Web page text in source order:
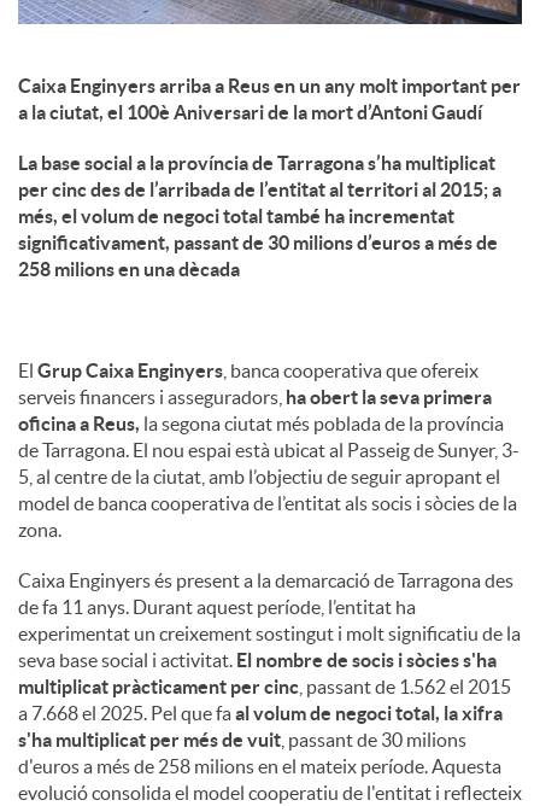
Caixa Enginyers arriba a Reus en un any molt important per
a la ciutat, el 100è Aniversari de la mort d’Antoni Gaudí
La base social a la província de Tarragona s’ha multiplicat
per cinc des de l’arribada de l’entitat al territori al 2015; a
més, el volum de negoci total també ha incrementat
significativament, passant de 30 milions d’euros a més de
258 milions en una dècada
El Grup Caixa Enginyers , banca cooperativa que ofereix
serveis financers i asseguradors, ha obert la seva primera
oficina a Reus, la segona ciutat més poblada de la província
de Tarragona. El nou espai està ubicat al Passeig de Sunyer, 3-
5, al centre de la ciutat, amb l’objectiu de seguir apropant el
model de banca cooperativa de l’entitat als socis i sòcies de la
zona.
Caixa Enginyers és present a la demarcació de Tarragona des
de fa 11 anys. Durant aquest període, l’entitat ha
experimentat un creixement sostingut i molt significatiu de la
seva base social i activitat. El nombre de socis i sòcies s'ha
multiplicat pràcticament per cinc , passant de 1.562 el 2015
a 7.668 el 2025. Pel que faal volum de negoci total, la xifra
s'ha multiplicat per més de vuit , passant de 30 milions
d'euros a més de 258 milions en el mateix període. Aquesta
evolució consolida el model cooperatiu de l'entitat i reflecteix